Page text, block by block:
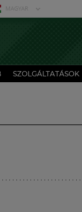
MAGYAR
SZOLGÁLTATÁSOK